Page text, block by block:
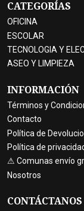
CATEGORÍAS
OFICINA
ESCOLAR
TECNOLOGIA Y
ASEO Y LIMPIEZA
INFORMACIÓN
Términos y
Contacto
Política de
Política de
⚠ Comunas envío
Nosotros
CONTÁCTANOS